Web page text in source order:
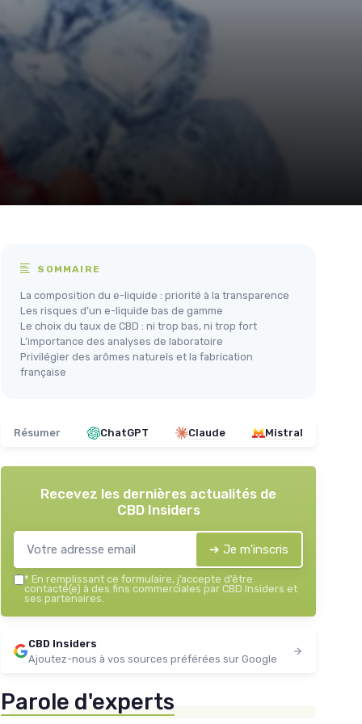
SOMMAIRE
La composition du e-liquide : priorité à la transparence
Les risques d’un e-liquide bas de gamme
Le choix du taux de CBD : ni trop bas, ni trop fort
L’importance des analyses de laboratoire
Privilégier des arômes naturels et la fabrication
française
Résumer ChatGPT Claude Mistral
Recevez les dernières actualités de
CBD Insiders
➔ Je m'inscris
* En remplissant ce formulaire, j’accepte d’être
contacté(e) à des fins commerciales par CBD Insiders et
ses partenaires.
CBD Insiders
Ajoutez-nous à vos sources préférées sur Google
Parole d'experts